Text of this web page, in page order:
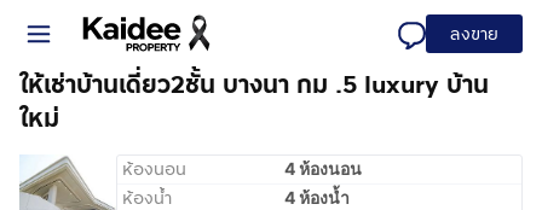
ลงขาย
ให้เช่าบ้านเดี่ยว2ชั้น บางนา กม .5 luxury บ้าน
ใหม่
ห้องนอน 4 ห้องนอน
ห้องน้ำ 4 ห้องน้ำ